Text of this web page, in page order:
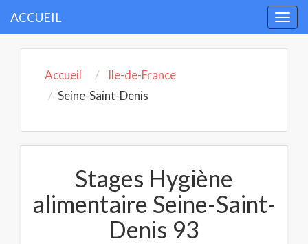
ACCUEIL
Accueil
Ile-de-France
Seine-Saint-Denis
Stages Hygiène
alimentaire Seine-Saint-
Denis 93